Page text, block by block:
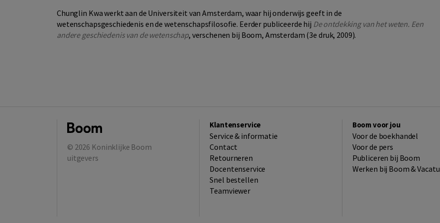
Chunglin Kwa werkt aan de Universiteit van Amsterdam, waar hij onderwijs geeft in de
wetenschapsgeschiedenis en de wetenschapsfilosofie. Eerder publiceerde hij De ontdekking van het weten. Een
andere geschiedenis van de wetenschap, verschenen bij Boom, Amsterdam (3e druk, 2009).
© 2026 Koninklijke Boom
uitgevers
Klantenservice
Service & informatie
Contact
Retourneren
Docentenservice
Snel bestellen
Teamviewer
Boom voor jou
Voor de boekhandel
Voor de pers
Publiceren bij Boom
Werken bij Boom &